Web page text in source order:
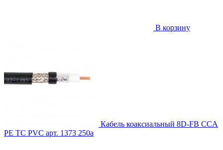
В корзину
Кабель коаксиальный 8D-FB CCA
PE TC PVC арт. 1373 250a